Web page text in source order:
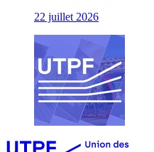
22 juillet 2026